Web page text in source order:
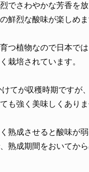
でさわやかな芳香を
鮮烈な酸味が楽しめま
つ植物なので日本で
栽培されています。
てが収穫時期ですが
も強く美味しくありま
熟成させると酸味が
熟成期間をおいてか